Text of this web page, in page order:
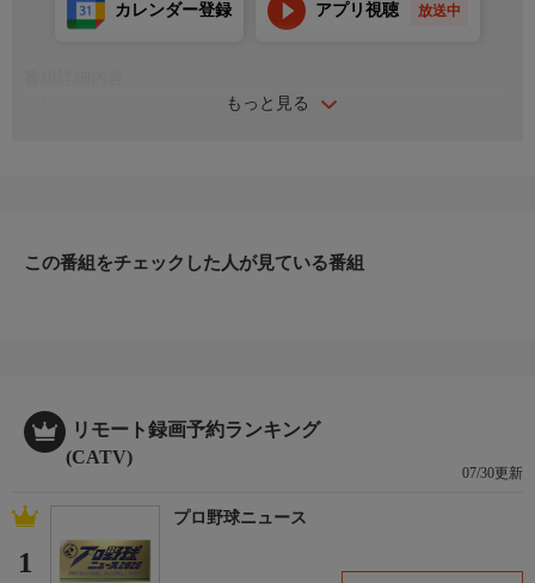
もっと見る
カレンダー登録 アプリ視聴 放送中
＊ライブ放送につき、番組および商品内容に変更が生じる場合も
この番組をチェックした人が見ている番組
リモート録画予約ランキング
(CATV)
07/30更新
1
プロ野球ニュース